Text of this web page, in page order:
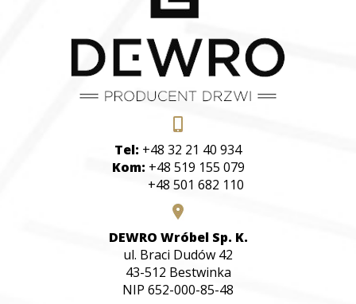
Tel: +48 32 21 40 934
Kom: +48 519 155 079
+48 501 682 110
DEWRO Wróbel Sp. K.
ul. Braci Dudów 42
43-512 Bestwinka
NIP 652-000-85-48